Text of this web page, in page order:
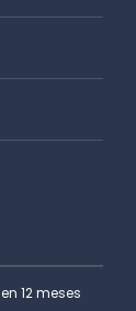
en 12 meses